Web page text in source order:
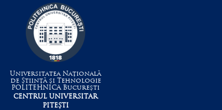
Universitatea Națională
de Știință și Tehnologie
POLITEHNICABucurești
CENTRUL UNIVERSITAR
PITEȘTI